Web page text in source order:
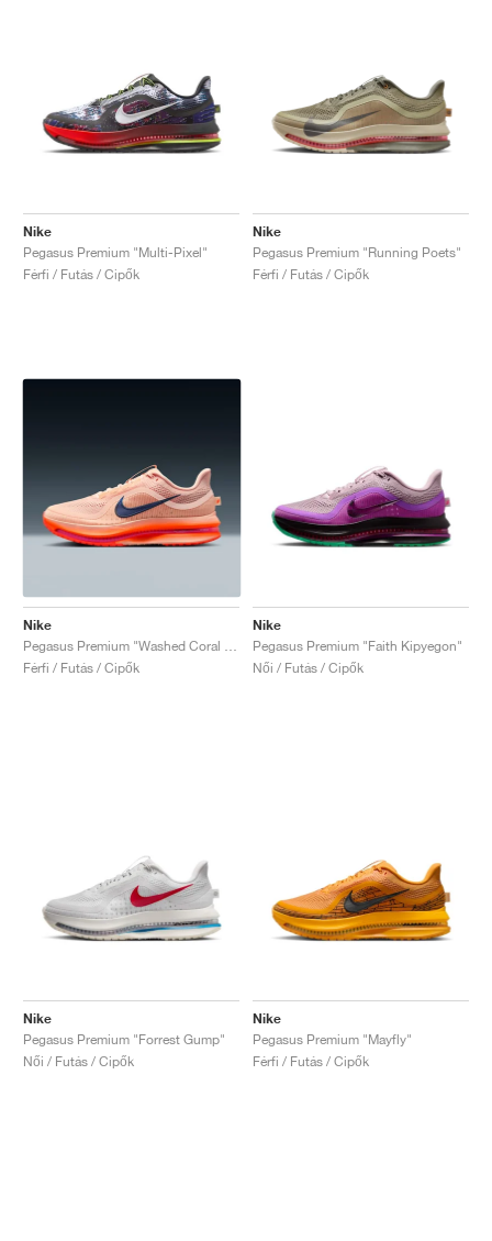
Nike
Pegasus Premium "Multi-Pixel"
Férfi / Futás / Cipők
Nike
Pegasus Premium "Running Poets"
Férfi / Futás / Cipők
Nike
Férfi / Futás / Cipők
Nike
Pegasus Premium "Faith Kipyegon"
Női / Futás / Cipők
Nike
Pegasus Premium "Forrest Gump"
Női / Futás / Cipők
Nike
Pegasus Premium "Mayfly"
Férfi / Futás / Cipők